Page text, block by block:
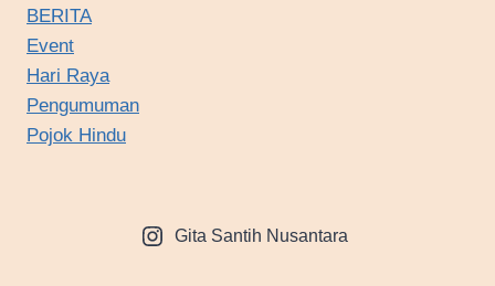
BERITA
Event
Hari Raya
Pengumuman
Pojok Hindu
Gita Santih Nusantara